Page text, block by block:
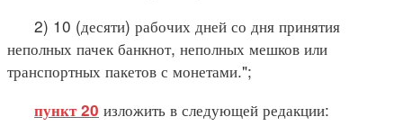
2) 10 (десяти) рабочих дней со дня принятия
неполных пачек банкнот, неполных мешков или
транспортных пакетов с монетами.";
пункт 20 изложить в следующей редакции: